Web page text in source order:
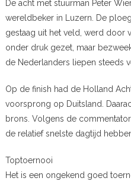
De acht met stuurman Peter
wereldbeker in Luzern. De
gestaag uit het veld, werd door
onder druk gezet, maar
de Nederlanders liepen steeds
Op de finish had de Holland
voorsprong op Duitsland.
brons. Volgens de
de relatief snelste dagtijd
Toptoernooi
Het is een ongekend goed